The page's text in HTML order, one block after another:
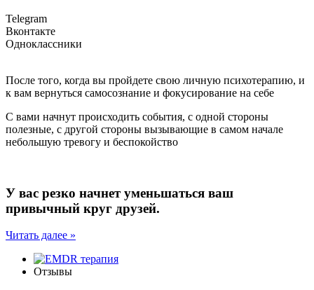
Telegram
Вконтакте
Одноклассники
После того, когда вы пройдете свою личную психотерапию, и
к вам вернуться самосознание и фокусирование на себе
С вами начнут происходить события, с одной стороны
полезные, с другой стороны вызывающие в самом начале
небольшую тревогу и беспокойство
У вас резко начнет уменьшаться ваш
привычный круг друзей.
Читать далее »
Отзывы